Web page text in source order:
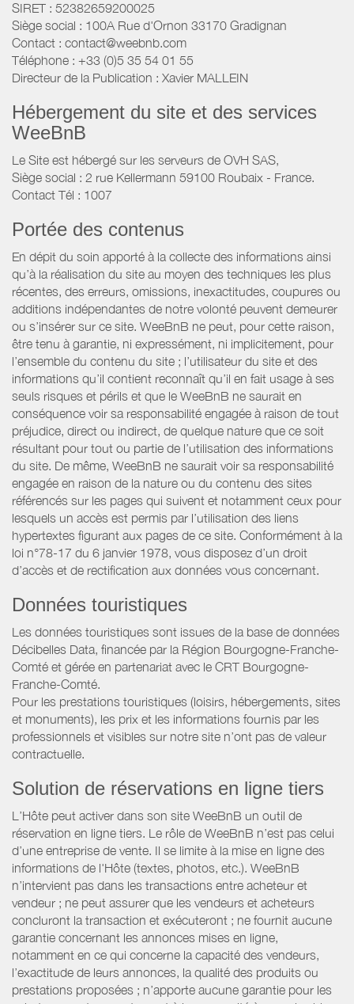
SIRET : 52382659200025
Siège social : 100A Rue d'Ornon 33170 Gradignan
Contact : contact@weebnb.com
Téléphone : +33 (0)5 35 54 01 55
Directeur de la Publication : Xavier MALLEIN
Hébergement du site et des services
WeeBnB
Le Site est hébergé sur les serveurs de OVH SAS,
Siège social : 2 rue Kellermann 59100 Roubaix - France.
Contact Tél : 1007
Portée des contenus
En dépit du soin apporté à la collecte des informations ainsi
qu’à la réalisation du site au moyen des techniques les plus
récentes, des erreurs, omissions, inexactitudes, coupures ou
additions indépendantes de notre volonté peuvent demeurer
ou s’insérer sur ce site. WeeBnB ne peut, pour cette raison,
être tenu à garantie, ni expressément, ni implicitement, pour
l’ensemble du contenu du site ; l’utilisateur du site et des
informations qu’il contient reconnaît qu’il en fait usage à ses
seuls risques et périls et que le WeeBnB ne saurait en
conséquence voir sa responsabilité engagée à raison de tout
préjudice, direct ou indirect, de quelque nature que ce soit
résultant pour tout ou partie de l’utilisation des informations
du site. De même, WeeBnB ne saurait voir sa responsabilité
engagée en raison de la nature ou du contenu des sites
référencés sur les pages qui suivent et notamment ceux pour
lesquels un accès est permis par l’utilisation des liens
hypertextes figurant aux pages de ce site. Conformément à la
loi n°78-17 du 6 janvier 1978, vous disposez d’un droit
d’accès et de rectification aux données vous concernant.
Données touristiques
Les données touristiques sont issues de la base de données
Décibelles Data, financée par la Région Bourgogne-Franche-
Comté et gérée en partenariat avec le CRT Bourgogne-
Franche-Comté.
Pour les prestations touristiques (loisirs, hébergements, sites
et monuments), les prix et les informations fournis par les
professionnels et visibles sur notre site n’ont pas de valeur
contractuelle.
Solution de réservations en ligne tiers
L’Hôte peut activer dans son site WeeBnB un outil de
réservation en ligne tiers. Le rôle de WeeBnB n’est pas celui
d’une entreprise de vente. Il se limite à la mise en ligne des
informations de l'Hôte (textes, photos, etc.). WeeBnB
n’intervient pas dans les transactions entre acheteur et
vendeur ; ne peut assurer que les vendeurs et acheteurs
concluront la transaction et exécuteront ; ne fournit aucune
garantie concernant les annonces mises en ligne,
notamment en ce qui concerne la capacité des vendeurs,
l’exactitude de leurs annonces, la qualité des produits ou
prestations proposées ; n’apporte aucune garantie pour les